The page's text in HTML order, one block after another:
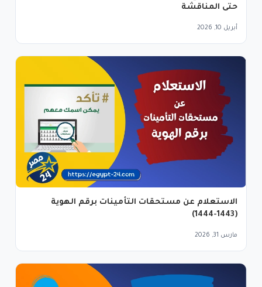
حتى المناقشة
أبريل 10, 2026
الاستعلام عن مستحقات التأمينات برقم الهوية
(1443-1444)
مارس 31, 2026